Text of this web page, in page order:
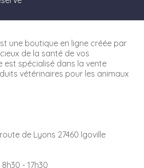
une boutique en ligne créée par
de la santé de vos
est spécialisé dans la vente
vétérinaires pour les animaux
de Lyons 27460 Igoville
- 17h30